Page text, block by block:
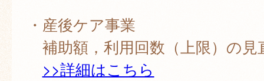
・産後ケア事業
補助額，利用回数（上限）の見
>>詳細はこちら